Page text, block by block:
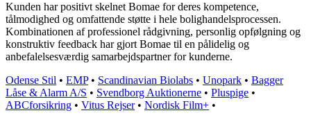
Kunden har positivt skelnet Bomae for deres kompetence,
tålmodighed og omfattende støtte i hele bolighandelsprocessen.
Kombinationen af professionel rådgivning, personlig opfølgning og
konstruktiv feedback har gjort Bomae til en pålidelig og
anbefalelsesværdig samarbejdspartner for kunderne.
Odense Stil • EMP• Scandinavian Biolabs • Unopark • Bagger
Låse & Alarm A/S • Svendborg Auktionerne • Pluspige •
ABCforsikring • Vitus Rejser• Nordisk Film+ •